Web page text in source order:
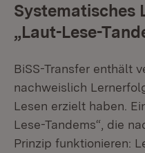
Systematisches
„Laut-Lese-
BiSS-Transfer enthält
nachweislich
Lesen erzielt haben.
Lese-Tandems“, die
Prinzip funktionieren: